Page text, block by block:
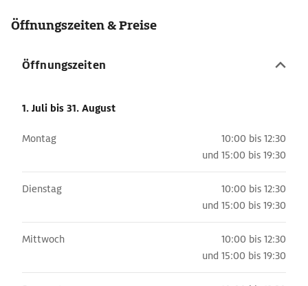
Öffnungszeiten & Preise
Öffnungszeiten
1. Juli bis 31. August
Montag
10:00 bis 12:30
und 15:00 bis 19:30
Dienstag
10:00 bis 12:30
und 15:00 bis 19:30
Mittwoch
10:00 bis 12:30
und 15:00 bis 19:30